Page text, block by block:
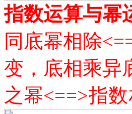
指数运算与幂
同底幂相除
变，底相乘异
之幂<==>指